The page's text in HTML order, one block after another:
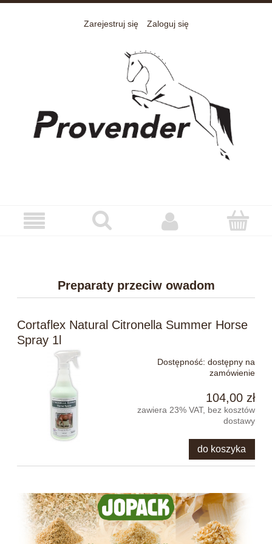
Zarejestruj się Zaloguj się
Preparaty przeciw owadom
Cortaflex Natural Citronella Summer Horse
Spray 1l
Dostępność: dostępny na
zamówienie
104,00 zł
zawiera 23% VAT, bez kosztów
dostawy
do koszyka